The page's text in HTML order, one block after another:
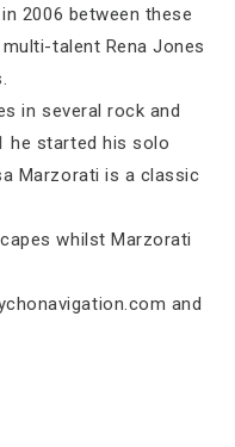
2006 between these
talent Rena Jones
in several rock and
he started his solo
Marzorati is a classic
whilst Marzorati
and